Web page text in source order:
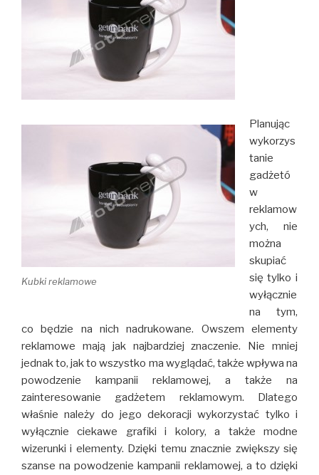
Kubki reklamowe
Planując
wykorzys
tanie
gadżetó
w
reklamow
ych, nie
można
skupiać
się tylko i
wyłącznie
na tym,
co będzie na nich nadrukowane. Owszem elementy
reklamowe mają jak najbardziej znaczenie. Nie mniej
jednak to, jak to wszystko ma wyglądać, także wpływa na
powodzenie kampanii reklamowej, a także na
zainteresowanie gadżetem reklamowym. Dlatego
właśnie należy do jego dekoracji wykorzystać tylko i
wyłącznie ciekawe grafiki i kolory, a także modne
wizerunki i elementy. Dzięki temu znacznie zwiększy się
szanse na powodzenie kampanii reklamowej, a to dzięki